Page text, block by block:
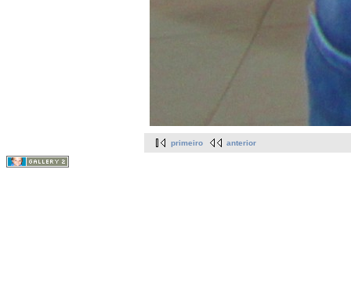
primeiro anterior